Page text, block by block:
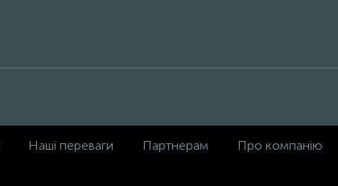
Наші переваги Партнерам Про компанію